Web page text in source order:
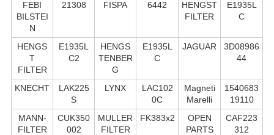
FEBI
BILSTEI
N
21308 FISPA 6442
HENGST
FILTER
E1935L
C
HENGS
T
FILTER
E1935L
C2
HENGS
TENBER
G
E1935L
C
JAGUAR
3D08986
44
KNECHT
LAK225
S
LYNX
LAC102
0C
Magneti
Marelli
1540683
19110
MANN-
FILTER
CUK350
002
MULLER
FILTER
FK383x2
OPEN
PARTS
CAF223
312